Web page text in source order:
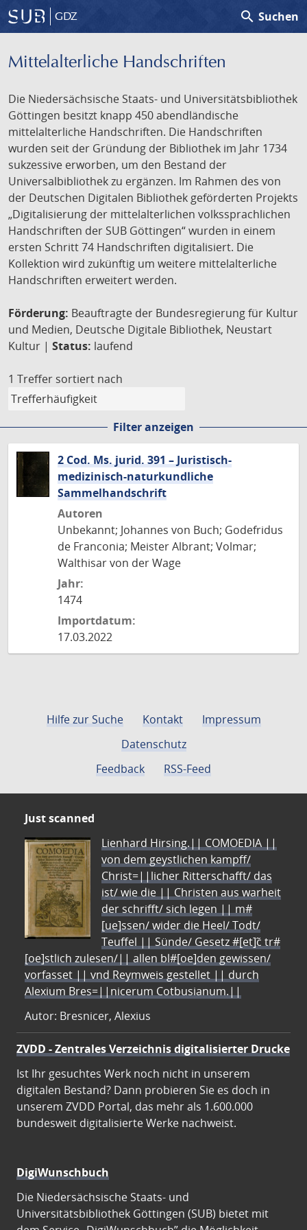
GDZ search Suchen
Mittelalterliche Handschriften
Die Niedersächsische Staats- und Universitätsbibliothek
Göttingen besitzt knapp 450 abendländische
mittelalterliche Handschriften. Die Handschriften
wurden seit der Gründung der Bibliothek im Jahr 1734
sukzessive erworben, um den Bestand der
Universalbibliothek zu ergänzen. Im Rahmen des von
der Deutschen Digitalen Bibliothek geförderten Projekts
„Digitalisierung der mittelalterlichen volkssprachlichen
Handschriften der SUB Göttingen“ wurden in einem
ersten Schritt 74 Handschriften digitalisiert. Die
Kollektion wird zukünftig um weitere mittelalterliche
Handschriften erweitert werden.
Förderung: Beauftragte der Bundesregierung für Kultur
und Medien, Deutsche Digitale Bibliothek, Neustart
Kultur | Status: laufend
1 Treffer sortiert nach
Filter anzeigen
2 Cod. Ms. jurid. 391 – Juristisch-
medizinisch-naturkundliche
Sammelhandschrift
Autoren
Unbekannt; Johannes von Buch; Godefridus
de Franconia; Meister Albrant; Volmar;
Walthisar von der Wage
Jahr:
1474
Importdatum:
17.03.2022
Hilfe zur Suche Kontakt
Impressum
Datenschutz
Feedback
RSS-Feed
Just scanned
Lienhard Hirsing.|| COMOEDIA ||
von dem geystlichen kampff/
Christ=||licher Ritterschafft/ das
ist/ wie die || Christen aus warheit
der schrifft/ sich legen || m#
[ue]ssen/ wider die Heel/ Todt/
Teuffel || Sünde/ Gesetz #[et]c̃ tr#
[oe]stlich zulesen/|| allen bl#[oe]den gewissen/
vorfasset || vnd Reymweis gestellet || durch
Alexium Bres=||nicerum Cotbusianum.||
Autor: Bresnicer, Alexius
ZVDD - Zentrales Verzeichnis digitalisierter Drucke
Ist Ihr gesuchtes Werk noch nicht in unserem
digitalen Bestand? Dann probieren Sie es doch in
unserem ZVDD Portal, das mehr als 1.600.000
bundesweit digitalisierte Werke nachweist.
DigiWunschbuch
Die Niedersächsische Staats- und
Universitätsbibliothek Göttingen (SUB) bietet mit